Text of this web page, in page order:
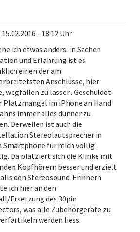
15.02.2016 - 18:12 Uhr
ich etwas anders. In Sachen
und Erfahrung ist es
einen der am
Anschlüsse, hier
wegfallen zu lassen. Geschuldet
Platzmangel im iPhone an Hand
immer alles dünner zu
Derweilen ist auch die
Stereolautsprecher in
Smartphone für mich völlig
Da platziert sich die Klinke mit
Kopfhörern besser und erzielt
den Stereosound. Erinnern
ich hier an den
Ersetzung des 30pin
was alle Zubehörgeräte zu
werden liess.